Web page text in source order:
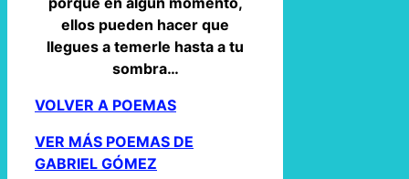
ellos pueden hacer que
llegues a temerle hasta a tu
sombra…
VOLVER A POEMAS
VER MÁS POEMAS DE
GABRIEL GÓMEZ